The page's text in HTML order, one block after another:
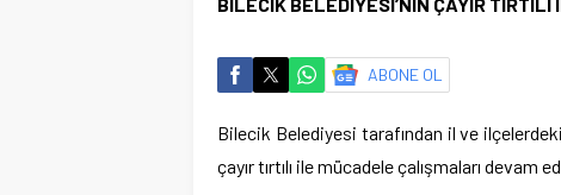
ABONE OL
Bilecik Belediyesi tarafından il ve
çayır tırtılı ile mücadele çalışmaları devam